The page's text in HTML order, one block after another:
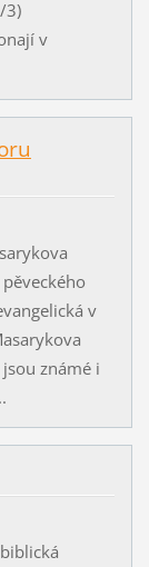
3)
v
v
známé i